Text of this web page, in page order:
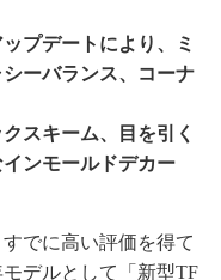
プデートにより、ミ
ーバランス、コーナ
スキーム、目を引く
ンモールドデカー
でに高い評価を得て
デルとして「新型TF